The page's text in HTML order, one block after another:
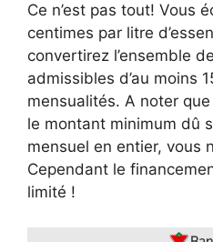
Ce n’est pas tout! Vous
centimes par litre
convertirez l’ensemble
admissibles d’au moins
mensualités. A noter
le montant minimum dû
mensuel en entier, vous
Cependant le
limité !